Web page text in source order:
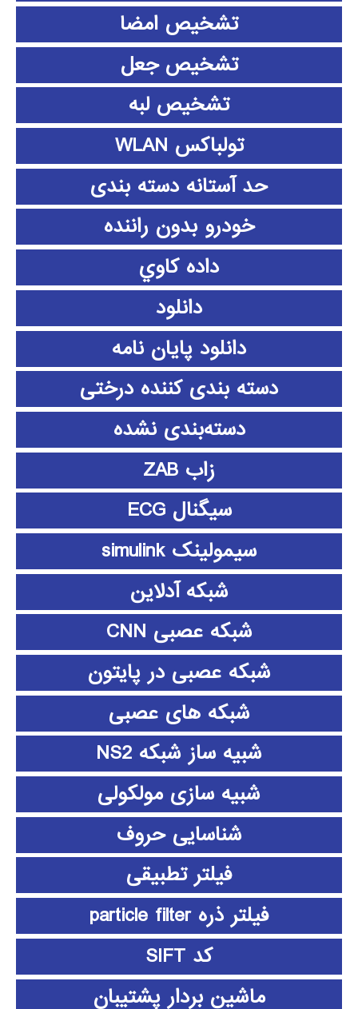
تشخیص امضا
تشخیص جعل
تشخیص لبه
تولباکس WLAN
حد آستانه دسته بندی
خودرو بدون راننده
داده كاوي
دانلود
دانلود پايان نامه
دسته بندی کننده درختی
دسته‌بندی نشده
زاب ZAB
سیگنال ECG
سیمولینک simulink
شبکه آدلاین
شبکه عصبی CNN
شبکه عصبی در پایتون
شبکه های عصبی
شبیه ساز شبکه NS2
شبیه سازی مولکولی
شناسایی حروف
فیلتر تطبیقی
فیلتر ذره particle filter
کد SIFT
ماشین بردار پشتیبان